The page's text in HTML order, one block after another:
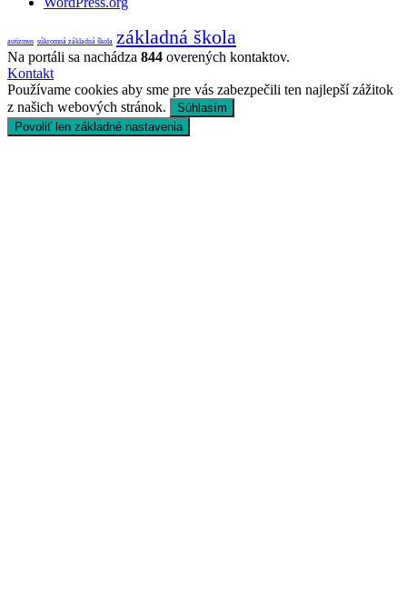
autizmus súkromná základná škola základná škola
Na portáli sa nachádza 844 overených kontaktov.
Kontakt
Používame cookies aby sme pre vás zabezpečili ten najlepší zážitok
z našich webových stránok.
Súhlasím
Povoliť len základné nastavenia